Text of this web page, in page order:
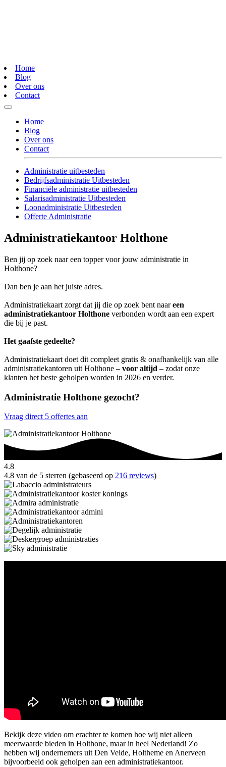
Home
Blog
Over ons
Contact
Home
Blog
Over ons
Contact
Administratie uitbesteden
Bedrijfsadministratie Uitbesteden
Financiële administratie uitbesteden
Salarisadministratie Uitbesteden
Loonadministratie Uitbesteden
Offerte Administratie
Administratiekantoor Holthone
Ben jij op zoek naar een topper voor jouw administratie in
Holthone?
Dan ben je aan het juiste adres.
Administratiekaart zorgt dat jij die op zoek bent naareen
administratiekantoor Holthone verbonden wordt aan een expert
die bij je past.
Het gaafste gedeelte?
Administratiekaart doet dit compleet gratis & onafhankelijk van alle
administratiekantoren uit Holthone – voor altijd – zodat onze
klanten het beste geholpen worden in 2026 en verder.
Administratie Holthone gezocht?
Vraag direct 5 offertes aan
4.8
4.8 van de 5 sterren (gebaseerd op 216 reviews)
Bekijk deze video om erachter te komen hoe wij niet alleen
meerwaarde bieden in Holthone, maar in heel Nederland! Zo
hebben wij ondernemers uit Den Velde, Holtheme en Anerveen
bijvoorbeeld ook geholpen aan een administratiekantoor.